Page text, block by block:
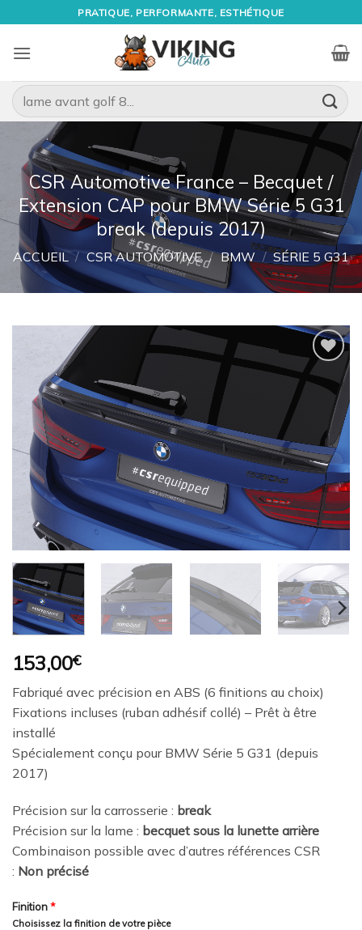
au
contenu
PRATIQUE, PERFORMANTE, ESTHÉTIQUE
Recherche
pour :
CSR Automotive France – Becquet /
Extension CAP pour BMW Série 5 G31
break (depuis 2017)
ACCUEIL / CSR AUTOMOTIVE / BMW / SÉRIE 5 G31
Ajouter
à la
wishlist
153,00€
Fabriqué avec précision en ABS (6 finitions au choix)
Fixations incluses (ruban adhésif collé) – Prêt à être
installé
Spécialement conçu pour BMW Série 5 G31 (depuis
2017)
Précision sur la carrosserie : break
Précision sur la lame : becquet sous la lunette arrière
Combinaison possible avec d’autres références CSR
: Non précisé
Finition*
Choisissez la finition de votre pièce